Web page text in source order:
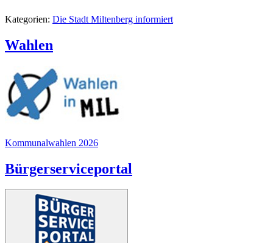
Kategorien: Die Stadt Miltenberg informiert
Wahlen
Kommunalwahlen 2026
Bürgerserviceportal